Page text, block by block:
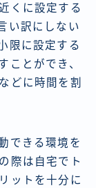
くに設定する
い訳にしない
限に設定する
ことができ、
どに時間を割
できる環境を
際は自宅でト
ットを十分に